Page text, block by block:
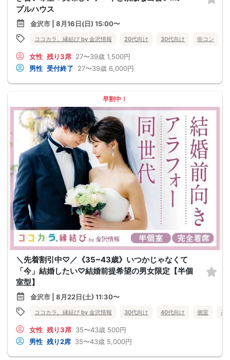
プルハウス
金沢市 | 8月16日(日) 15:00〜
ココカラ。縁結び by 金沢情報 20代向け 30代向け 街コン
女性 残り3席 27〜39歳 1,500円
男性 受付終了 27〜39歳 6,000円
早割中！
＼先着割引中♡／《35~43歳》いつかじゃなくて
「今」結婚したい♡結婚前提希望の男女限定【半個
室型】
金沢市 | 8月22日(土) 11:30〜
ココカラ。縁結び by 金沢情報 30代向け 40代向け 個室 石
女性 残り3席 35〜43歳 500円
男性 残り2席 35〜43歳 5,000円